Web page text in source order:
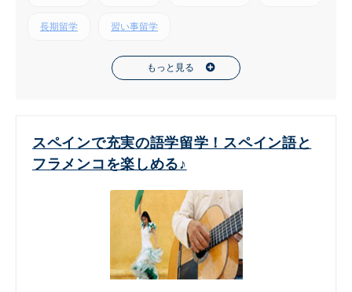
長期留学 習い事留学
もっと見る
スペインで充実の語学留学！スペイン語と
フラメンコを楽しめる♪